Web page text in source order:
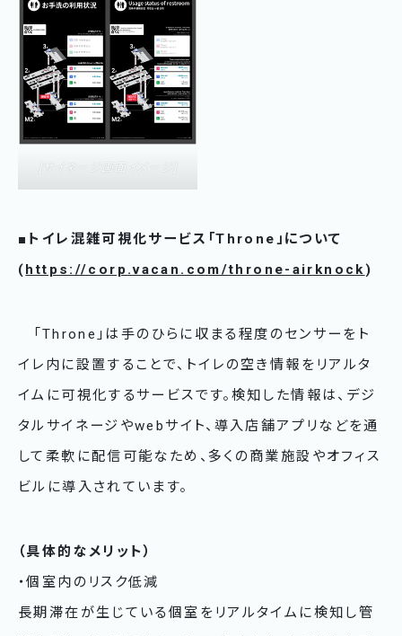
[サイネージ画面イメージ]
■トイレ混雑可視化サービス「Throne」について
( https://corp.vacan.com/throne-airknock)
「Throne」は手のひらに収まる程度のセンサーをト
イレ内に設置することで、トイレの空き情報をリアルタ
イムに可視化するサービスです。検知した情報は、デジ
タルサイネージやwebサイト、導入店舗アプリなどを通
して柔軟に配信可能なため、多くの商業施設やオフィス
ビルに導入されています。
（具体的なメリット）
・個室内のリスク低減
長期滞在が生じている個室をリアルタイムに検知し管